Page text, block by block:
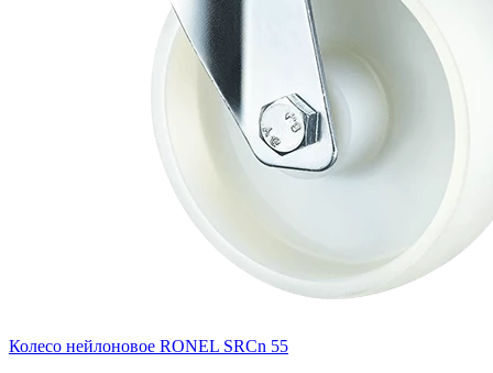
Колесо нейлоновое RONEL SRCn 55